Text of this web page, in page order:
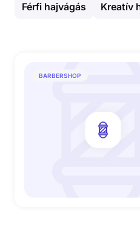
Férfi hajvágás Kreatív
BARBERSHOP